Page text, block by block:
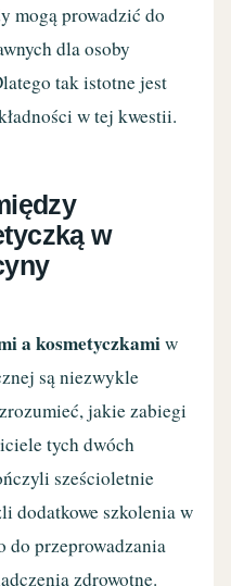
mogą prowadzić do
dla osoby
tak istotne jest
w tej kwestii.
w
a kosmetyczkamiw
są niezwykle
jakie zabiegi
tych dwóch
sześcioletnie
dodatkowe szkolenia w
do przeprowadzania
zdrowotne.